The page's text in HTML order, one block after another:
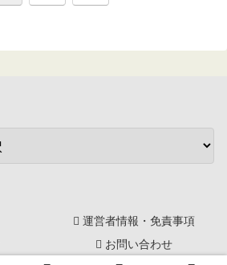
運営者情報・免責事項
お問い合わせ